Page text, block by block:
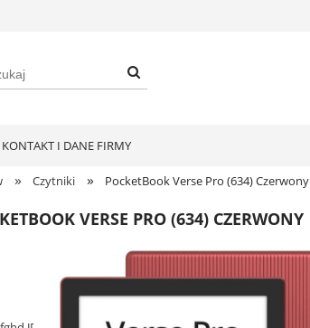
KONTAKT I DANE FIRMY
» Czytniki » PocketBook Verse Pro (634) Czerwony
VERSE PRO (634) CZERWONY